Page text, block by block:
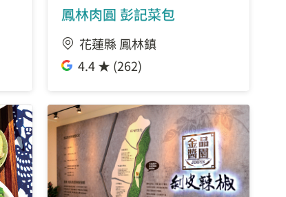
鳳林肉圓 彭記菜包
花蓮縣 鳳林鎮
4.4 ★ (262)